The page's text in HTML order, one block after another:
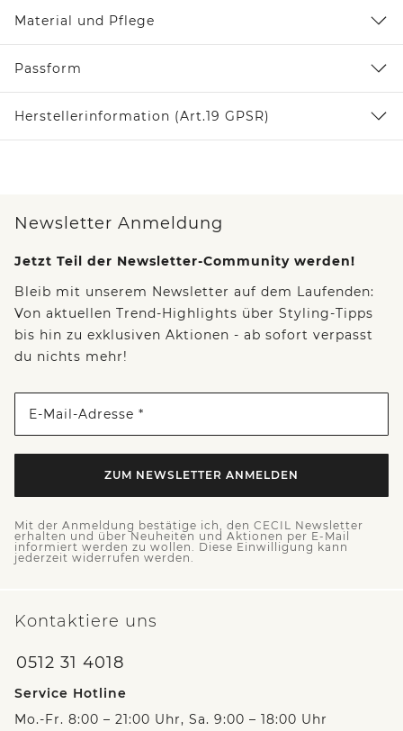
Material und Pflege
Passform
Herstellerinformation (Art.19 GPSR)
Newsletter Anmeldung
Jetzt Teil der Newsletter-Community werden!
Bleib mit unserem Newsletter auf dem Laufenden:
Von aktuellen Trend-Highlights über Styling-Tipps
bis hin zu exklusiven Aktionen - ab sofort verpasst
du nichts mehr!
E-Mail-Adresse *
ZUM NEWSLETTER ANMELDEN
Mit der Anmeldung bestätige ich, den CECIL Newsletter
erhalten und über Neuheiten und Aktionen per E-Mail
informiert werden zu wollen. Diese Einwilligung kann
jederzeit widerrufen werden.
Kontaktiere uns
0512 31 4018
Service Hotline
Mo.-Fr. 8:00 – 21:00 Uhr, Sa. 9:00 – 18:00 Uhr